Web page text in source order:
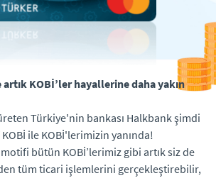
artık KOBİ’ler hayallerine daha yakın
Türkiye'nin bankası Halkbank şimdi
ile KOBİ'lerimizin yanında!
bütün KOBİ’lerimiz gibi artık siz de
tüm ticari işlemlerini gerçekleştirebilir,